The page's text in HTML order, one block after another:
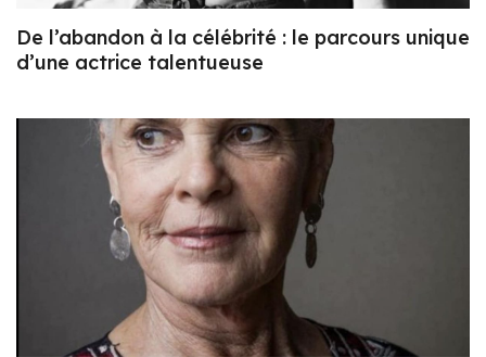
De l’abandon à la célébrité : le parcours unique
d’une actrice talentueuse